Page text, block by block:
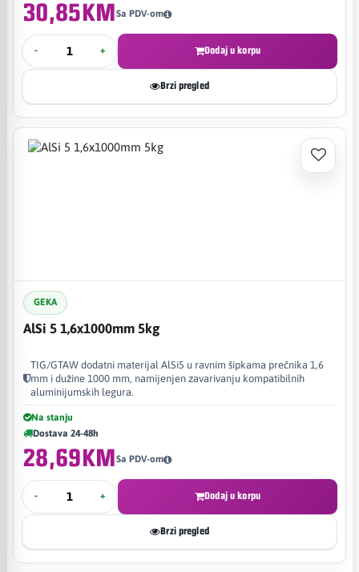
30,85KMSa PDV-om
- + Dodaj u korpu
Brzi pregled
GEKA
AlSi 5 1,6x1000mm 5kg
TIG/GTAW dodatni materijal AlSi5 u ravnim šipkama prečnika 1,6
mm i dužine 1000 mm, namijenjen zavarivanju kompatibilnih
aluminijumskih legura.
Na stanju
Dostava 24-48h
28,69KMSa PDV-om
- + Dodaj u korpu
Brzi pregled